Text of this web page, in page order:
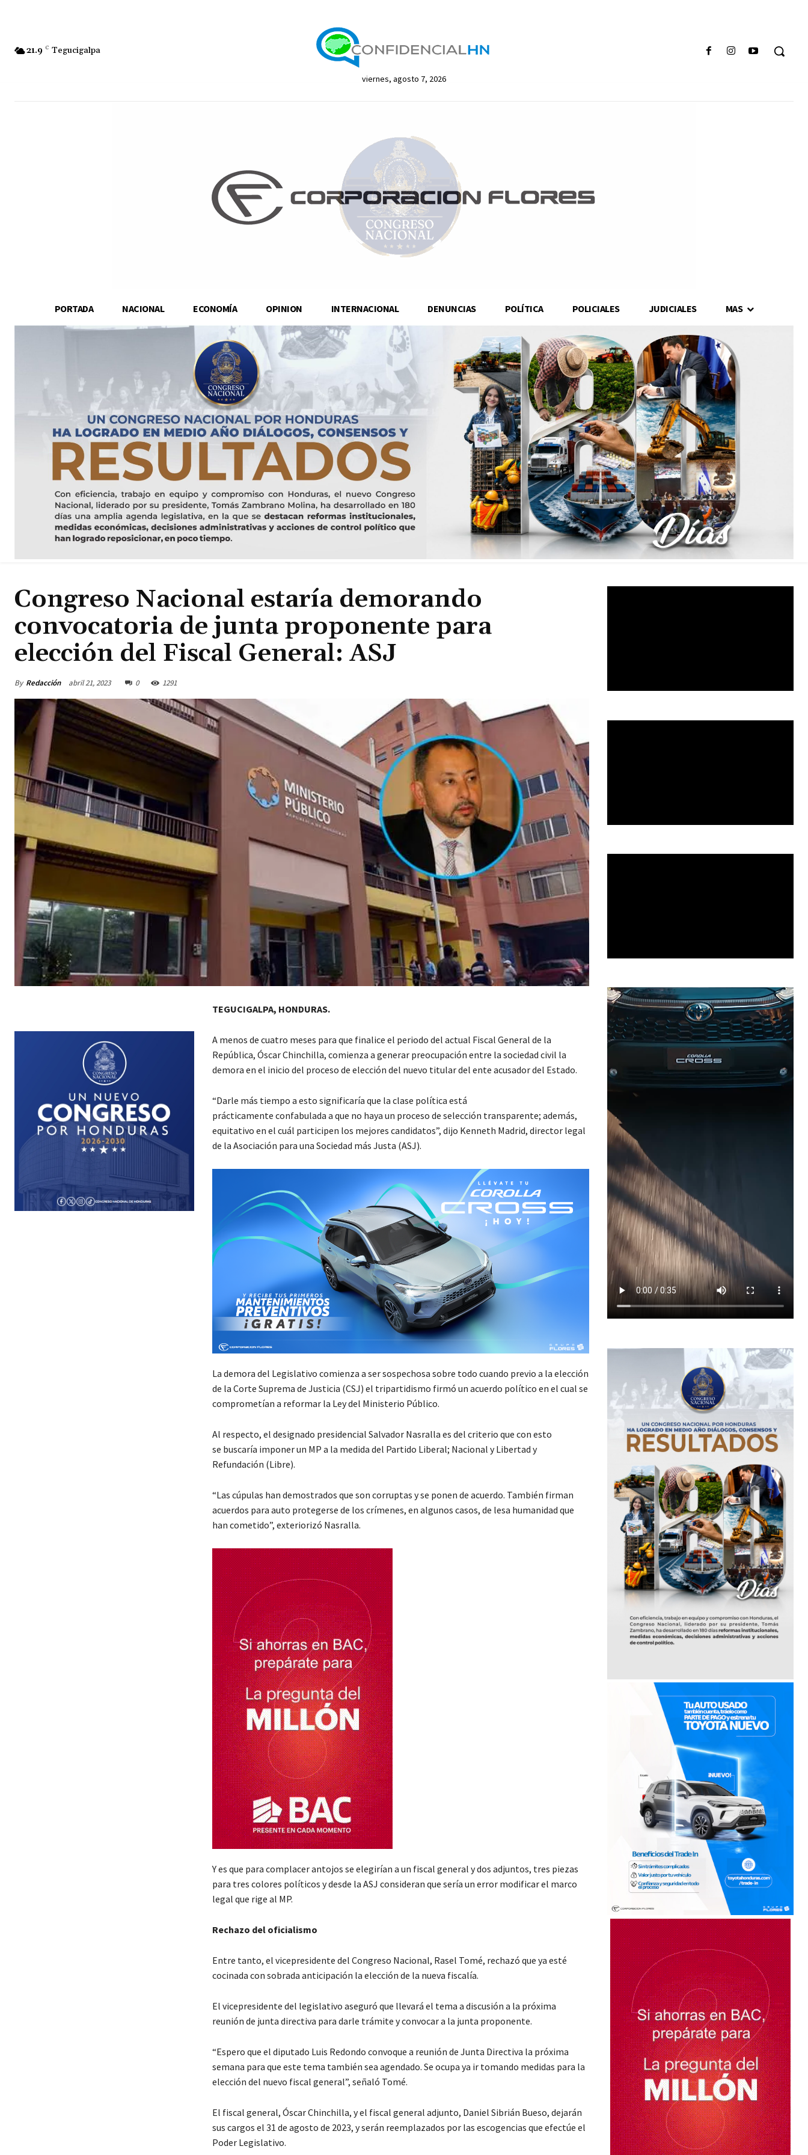
21.9 C Tegucigalpa
viernes, agosto 7, 2026
PORTADA NACIONAL ECONOMÍA OPINION INTERNACIONAL DENUNCIAS POLÍTICA POLICIALES JUDICIALES MAS
Congreso Nacional estaría demorando
convocatoria de junta proponente para
elección del Fiscal General: ASJ
By Redacción abril 21, 2023 0 1291
TEGUCIGALPA, HONDURAS.
A menos de cuatro meses para que finalice el periodo del actual Fiscal General de la
República, Óscar Chinchilla, comienza a generar preocupación entre la sociedad civil la
demora en el inicio del proceso de elección del nuevo titular del ente acusador del Estado.
“Darle más tiempo a esto significaría que la clase política está
prácticamente confabulada a que no haya un proceso de selección transparente; además,
equitativo en el cuál participen los mejores candidatos”, dijo Kenneth Madrid, director legal
de la Asociación para una Sociedad más Justa (ASJ).
La demora del Legislativo comienza a ser sospechosa sobre todo cuando previo a la elección
de la Corte Suprema de Justicia (CSJ) el tripartidismo firmó un acuerdo político en el cual se
comprometían a reformar la Ley del Ministerio Público.
Al respecto, el designado presidencial Salvador Nasralla es del criterio que con esto
se buscaría imponer un MP a la medida del Partido Liberal; Nacional y Libertad y
Refundación (Libre).
“Las cúpulas han demostrados que son corruptas y se ponen de acuerdo. También firman
acuerdos para auto protegerse de los crímenes, en algunos casos, de lesa humanidad que
han cometido”, exteriorizó Nasralla.
Y es que para complacer antojos se elegirían a un fiscal general y dos adjuntos, tres piezas
para tres colores políticos y desde la ASJ consideran que sería un error modificar el marco
legal que rige al MP.
Rechazo del oficialismo
Entre tanto, el vicepresidente del Congreso Nacional, Rasel Tomé, rechazó que ya esté
cocinada con sobrada anticipación la elección de la nueva fiscalía.
El vicepresidente del legislativo aseguró que llevará el tema a discusión a la próxima
reunión de junta directiva para darle trámite y convocar a la junta proponente.
“Espero que el diputado Luis Redondo convoque a reunión de Junta Directiva la próxima
semana para que este tema también sea agendado. Se ocupa ya ir tomando medidas para la
elección del nuevo fiscal general”, señaló Tomé.
El fiscal general, Óscar Chinchilla, y el fiscal general adjunto, Daniel Sibrián Bueso, dejarán
sus cargos el 31 de agosto de 2023, y serán reemplazados por las escogencias que efectúe el
Poder Legislativo.